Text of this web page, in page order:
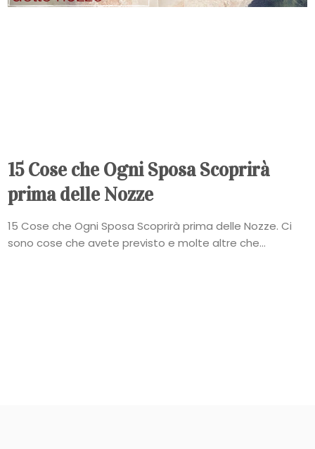
15 Cose che Ogni Sposa Scoprirà
prima delle Nozze
15 Cose che Ogni Sposa Scoprirà prima delle Nozze. Ci
sono cose che avete previsto e molte altre che...